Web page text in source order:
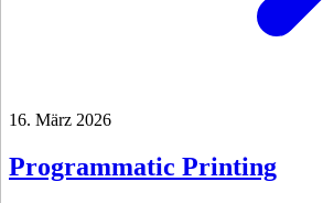
16. März 2026
Programmatic Printing